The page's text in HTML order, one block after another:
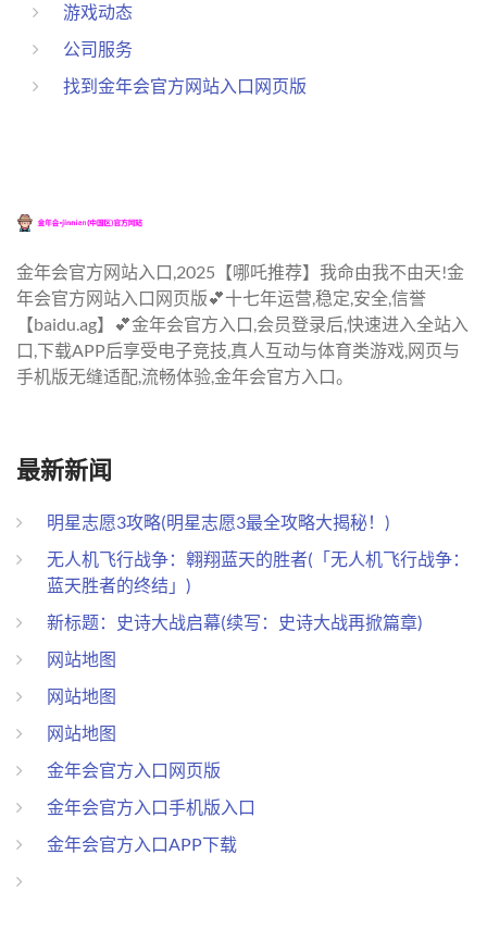
游戏动态
公司服务
找到金年会官方网站入口网页版
金年会官方网站入口,2025【哪吒推荐】我命由我不由天!金
年会官方网站入口网页版💕十七年运营,稳定,安全,信誉
【baidu.ag】💕金年会官方入口,会员登录后,快速进入全站入
口,下载APP后享受电子竞技,真人互动与体育类游戏,网页与
手机版无缝适配,流畅体验,金年会官方入口。
最新新闻
明星志愿3攻略(明星志愿3最全攻略大揭秘！)
无人机飞行战争：翱翔蓝天的胜者(「无人机飞行战争：
蓝天胜者的终结」)
新标题：史诗大战启幕(续写：史诗大战再掀篇章)
网站地图
网站地图
网站地图
金年会官方入口网页版
金年会官方入口手机版入口
金年会官方入口APP下载